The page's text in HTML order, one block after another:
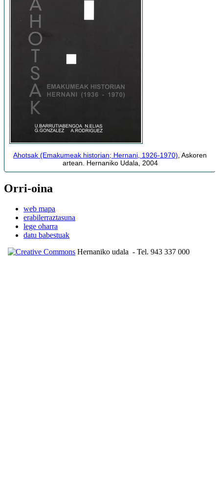
Ahotsak (Emakumeak historian; Hernani, 1926-1970) , Askoren
artean. Hernaniko Udala, 2004
Orri-oina
web mapa
erabilerraztasuna
lege oharra
datu babestuak
Hernaniko udala - Tel. 943 337 000